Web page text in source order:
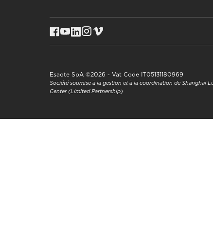
Esaote SpA ©2026 - Vat Code IT05131180969
Société soumise à la gestion et à la coordination de Shanghai
Center (Limited Partnership)